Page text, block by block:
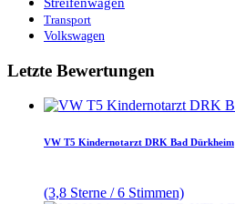
Transport
Volkswagen
Letzte Bewertungen
VW T5 Kindernotarzt DRK Bad Dürkheim
(3,8 Sterne / 6 Stimmen)